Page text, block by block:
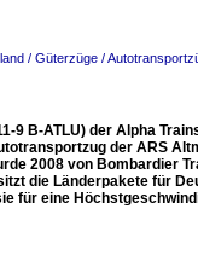
/ Güterzüge /
9 B-ATLU) der Alpha
der ARS
2008 von Bombardier
die Länderpakete für
für eine